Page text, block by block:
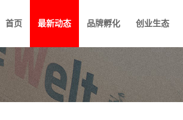
首页 最新动态 品牌孵化 创业生态